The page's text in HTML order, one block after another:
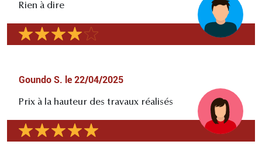
Rien à dire
Goundo S. le 22/04/2025
Prix à la hauteur des travaux réalisés